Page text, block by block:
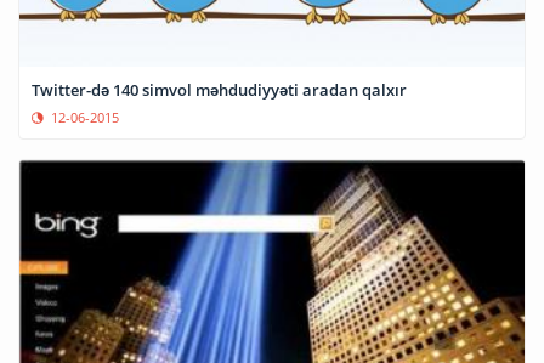
Twitter-də 140 simvol məhdudiyyəti aradan qalxır
12-06-2015